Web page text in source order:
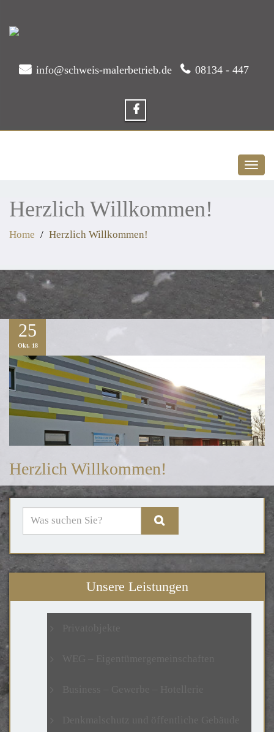
info@schweis-malerbetrieb.de 08134 - 447
Toggle
Herzlich Willkommen!
Home Herzlich Willkommen!
25
Okt. 18
Herzlich Willkommen!
Unsere Leistungen